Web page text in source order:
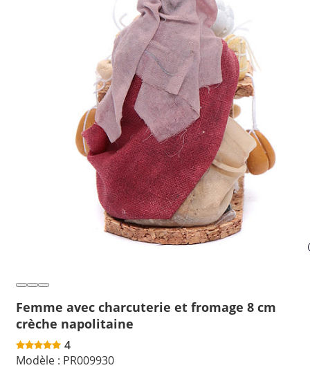
Femme avec charcuterie et fromage 8 cm
crèche napolitaine
4
Modèle : PR009930